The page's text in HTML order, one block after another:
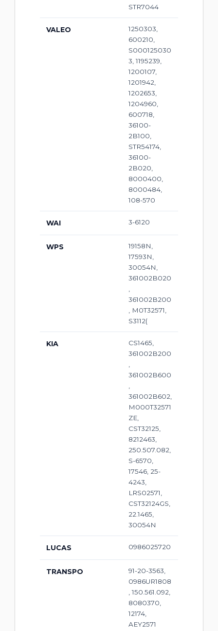
STR7044
VALEO
1250303,
600210,
S000125030
3, 1195239,
1200107,
1201942,
1202653,
1204960,
600718,
36100-
2B100,
STR54174,
36100-
2B020,
8000400,
8000484,
108-570
WAI 3-6120
WPS
19158N,
17593N,
30054N,
361002B020
361002B200
, M0T32571,
S3112(
KIA
CS1465,
361002B200
361002B600
361002B602,
M000T32571
ZE,
CST32125,
8212463,
250.507.082,
S-6570,
17546, 25-
4243,
LRS02571,
CST32124GS,
22.1465,
30054N
LUCAS 0986025720
TRANSPO
91-20-3563,
0986UR1808
, 150.561.092,
8080370,
12174,
AEY2571